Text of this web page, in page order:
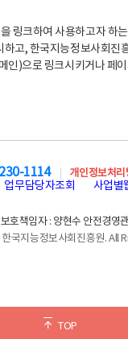
링크하여 사용하고자 하
하고, 한국지능정보사회진
인)으로 링크시키거나 페
TOP
1114 개인정보처리
업무담당자조회 사업별
호책임자 : 양현수 안전경영
국지능정보사회진흥원. All